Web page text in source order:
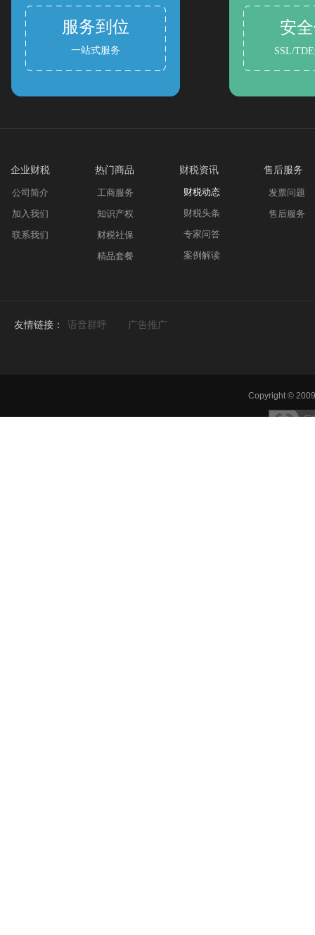
服务到位
一站式服务
Copyright ©
语音群呼 广告推广
SSL/
企业财税 热门商品 财税资讯 售后服务
友情链接：
安
财税动态
财税头条
专家问答
案例解读
公司简介
加入我们
联系我们
发票问题
售后服务
工商服务
知识产权
财税社保
精品套餐